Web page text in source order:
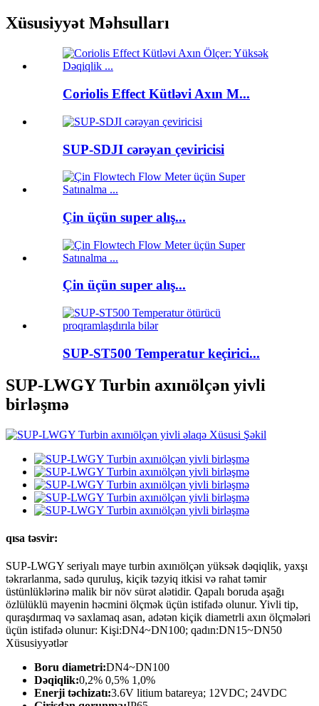
Xüsusiyyət Məhsulları
Coriolis Effect Kütləvi Axın M...
SUP-SDJI cərəyan çeviricisi
Çin üçün super alış...
Çin üçün super alış...
SUP-ST500 Temperatur keçirici...
SUP-LWGY Turbin axınıölçən yivli
birləşmə
qısa təsvir:
SUP-LWGY seriyalı maye turbin axınıölçən yüksək dəqiqlik, yaxşı
təkrarlanma, sadə quruluş, kiçik təzyiq itkisi və rahat təmir
üstünlüklərinə malik bir növ sürət alətidir. Qapalı boruda aşağı
özlülüklü mayenin həcmini ölçmək üçün istifadə olunur. Yivli tip,
quraşdırmaq və saxlamaq asan, adətən kiçik diametrli axın ölçmələri
üçün istifadə olunur: Kişi:DN4~DN100; qadın:DN15~DN50
Xüsusiyyətlər
Boru diametri:DN4~DN100
Dəqiqlik:0,2% 0,5% 1,0%
Enerji təchizatı:3.6V litium batareya; 12VDC; 24VDC